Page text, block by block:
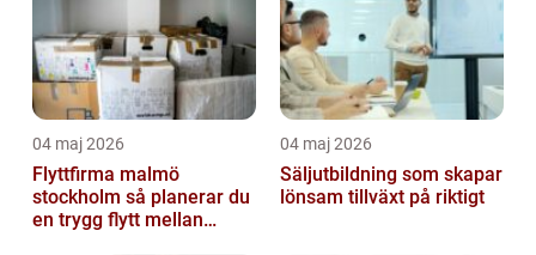
04 maj 2026
Flyttfirma malmö
stockholm så planerar du
en trygg flytt mellan
04 maj 2026
Säljutbildning som skapar
lönsam tillväxt på riktigt